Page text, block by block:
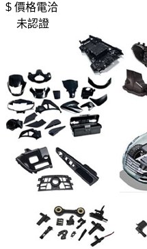
$ 價格電洽
未認證